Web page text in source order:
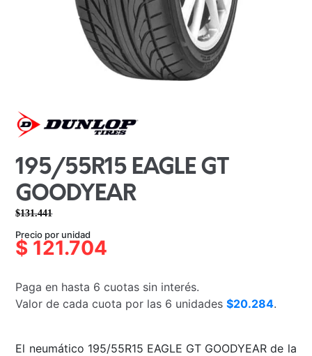
195/55R15 EAGLE GT
GOODYEAR
$131.441
precio
original
$131.441.
precio
actual
$121.704.
Precio por unidad
$ 121.704
Paga en hasta 6 cuotas sin interés.
Valor de cada cuota por las 6 unidades$20.284.
El neumático 195/55R15 EAGLE GT GOODYEAR de la